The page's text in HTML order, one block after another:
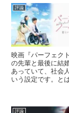
評論
映画『パーフェク
の先輩と最後に結
あっていて、社会
いう設定です。と
評論